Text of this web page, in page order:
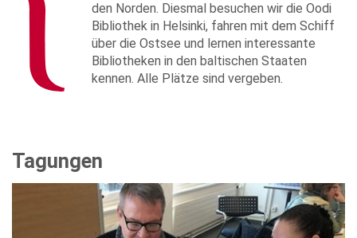
den Norden. Diesmal besuchen wir die Oodi
Bibliothek in Helsinki, fahren mit dem Schiff
über die Ostsee und lernen interessante
Bibliotheken in den baltischen Staaten
kennen. Alle Plätze sind vergeben.
Tagungen